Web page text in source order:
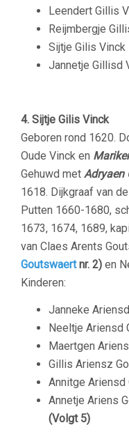
Leendert
Reijmbergje
Sijtje Gilis
Jannetje Gillisd
4. Sijtje Gilis Vinck
Geboren rond 1620.
Oude Vinck en
Gehuwd met Adryaen
1618. Dijkgraaf van
Putten 1660-1680,
1673, 1674, 1689,
van Claes Arents
Goutswaertnr. 2) en
Kinderen:
Janneke
Neeltje
Maertgen
Gillis Ariensz
Annitge
Annetje
(Volgt 5)